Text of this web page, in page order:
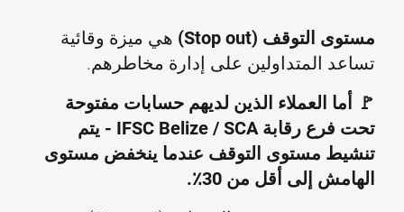
مستوى التوقف (Stop out)
هي ميزة وقائية
تساعد المتداولين على إدارة مخاطرهم.
🚩 أما العملاء الذين لديهم حسابات مفتوحة
تحت فرع رقابة IFSC Belize / SCA - يتم
تنشيط مستوى التوقف عندما ينخفض مستوى
الهامش إلى أقل من 30٪.